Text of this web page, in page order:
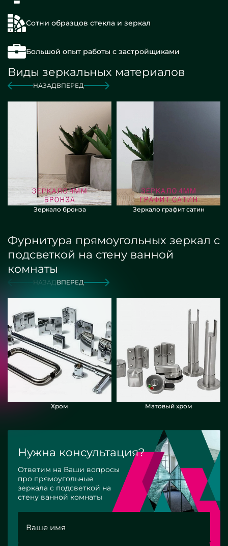
Сотни образцов стекла и зеркал
Большой опыт работы с застройщиками
Виды зеркальных материалов
НАЗАДВПЕРЕД
Зеркало бронза Зеркало графит сатин
Фурнитура прямоугольных зеркал с
подсветкой на стену ванной
комнаты
НАЗАДВПЕРЕД
Хром Матовый хром
Нужна консультация?
Ответим на Ваши вопросы
про прямоугольные
зеркала с подсветкой на
стену ванной комнаты